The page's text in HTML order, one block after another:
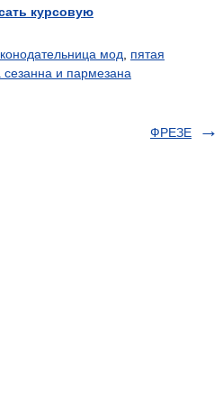
курсовую
мод, пятая
сезанна и пармезана
ФРЕЗЕ